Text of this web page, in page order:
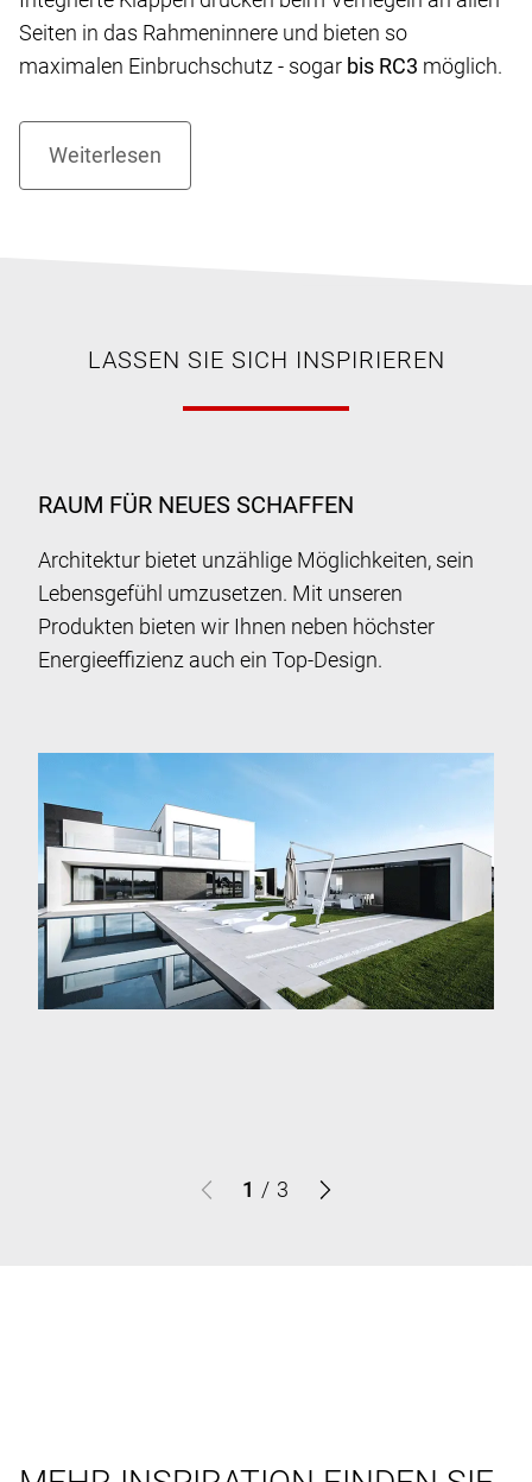
Seiten in das Rahmeninnere und bieten so
maximalen Einbruchschutz - sogar bis RC3 möglich.
LASSEN SIE SICH INSPIRIEREN
RAUM FÜR NEUES SCHAFFEN
Architektur bietet unzählige Möglichkeiten, sein
Lebensgefühl umzusetzen. Mit unseren
Produkten bieten wir Ihnen neben höchster
Energieeffizienz auch ein Top-Design.
1 / 3